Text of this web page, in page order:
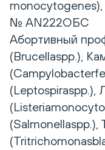
№ AN222ОБС
Абортивный
(Brucellaspp.),
(Leptospiraspp.),
(Salmonellaspp.),